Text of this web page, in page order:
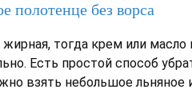
полотенце без ворса
тогда крем или масло
Есть простой способ
взять небольшое льняное